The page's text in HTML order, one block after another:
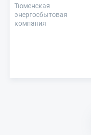
Тюменская
энергосбытовая
компания